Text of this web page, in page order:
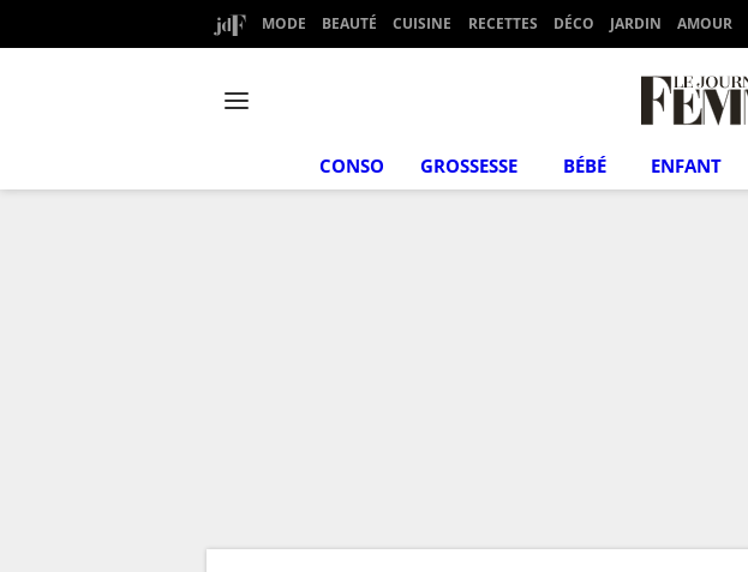
MODE BEAUTÉ CUISINE RECETTES DÉCO JARDIN AMOUR
CONSO GROSSESSE BÉBÉ ENFANT